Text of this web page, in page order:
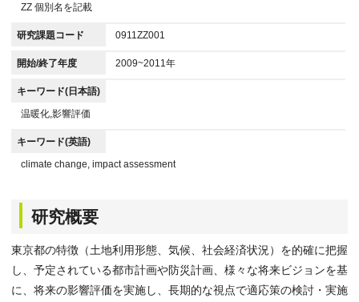
ZZ 個別名を記載
研究課題コード 0911ZZ001
開始/終了年度 2009~2011年
キーワード(日本語)
温暖化,影響評価
キーワード(英語)
climate change, impact assessment
研究概要
東京都の特徴（土地利用形態、気候、社会経済状況）を的確に把握
し、予定されている都市計画や防災計画、様々な将来ビジョンを基
に、将来の影響評価を実施し、長期的な視点で適応策の検討・実施